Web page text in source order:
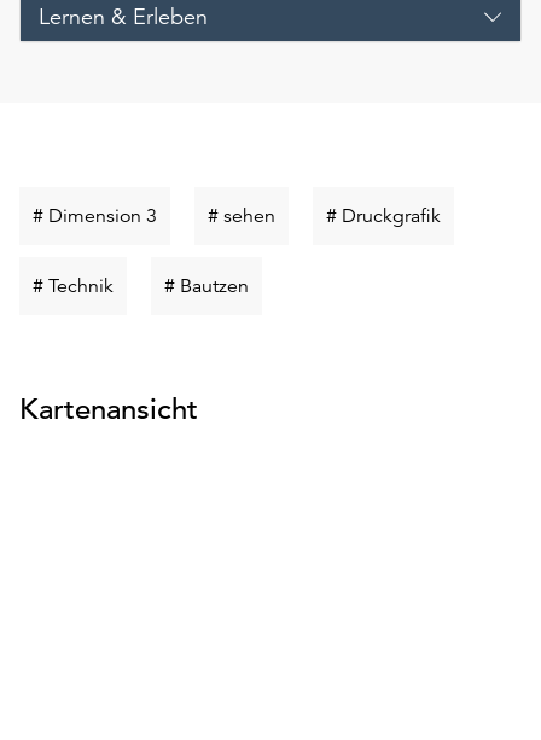
Lernen & Erleben
# Dimension 3 Schlüsselwort
# sehen Schlüsselwort
# Druckgrafik
# TechnikSchlüsselwort
# Bautzen
Kartenansicht